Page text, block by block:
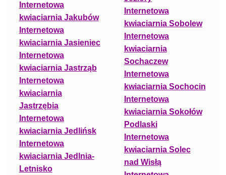
Internetowa
kwiaciarnia Jakubów
Internetowa
kwiaciarnia Jasieniec
Internetowa
kwiaciarnia Jastrząb
Internetowa
kwiaciarnia
Jastrzębia
Internetowa
kwiaciarnia Jedlińsk
Internetowa
kwiaciarnia Jedlnia-
Letnisko
Internetowa
kwiaciarnia Sobolew
Internetowa
kwiaciarnia
Sochaczew
Internetowa
kwiaciarnia Sochocin
Internetowa
kwiaciarnia Sokołów
Podlaski
Internetowa
kwiaciarnia Solec
nad Wisłą